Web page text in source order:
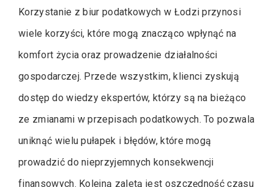
Korzystanie z biur podatkowych w Łodzi przynosi
wiele korzyści, które mogą znacząco wpłynąć na
komfort życia oraz prowadzenie działalności
gospodarczej. Przede wszystkim, klienci zyskują
dostęp do wiedzy ekspertów, którzy są na bieżąco
ze zmianami w przepisach podatkowych. To pozwala
uniknąć wielu pułapek i błędów, które mogą
prowadzić do nieprzyjemnych konsekwencji
finansowych. Kolejną zaletą jest oszczędność czasu